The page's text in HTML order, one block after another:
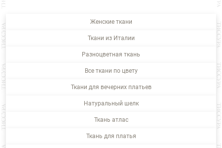
Женские ткани
Ткани из Италии
Разноцветная ткань
Все ткани по цвету
Ткани для вечерних платьев
Натуральный шелк
Ткань атлас
Ткань для платья